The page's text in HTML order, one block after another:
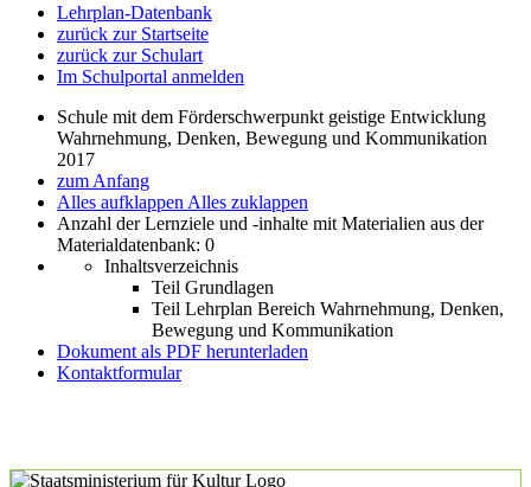
Lehrplan-Datenbank
zurück zur Startseite
zurück zur Schulart
Im Schulportal anmelden
Schule mit dem Förderschwerpunkt geistige Entwicklung
Wahrnehmung, Denken, Bewegung und Kommunikation
2017
zum Anfang
Alles aufklappen Alles zuklappen
Anzahl der Lernziele und -inhalte mit Materialien aus der
Materialdatenbank: 0
Inhaltsverzeichnis
Teil Grundlagen
Teil Lehrplan Bereich Wahrnehmung, Denken,
Bewegung und Kommunikation
Dokument als PDF herunterladen
Kontaktformular